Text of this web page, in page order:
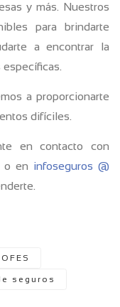
y más. Nuestros
para brindarte
a encontrar la
a proporcionarte
difíciles.
en contacto con
o en infoseguros @
seguros